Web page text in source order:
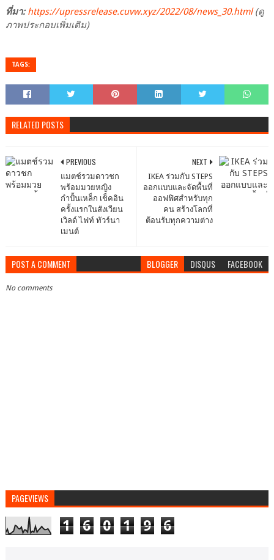
ที่มา: https://upressrelease.cuvw.xyz/2022/08/news_30.html(ดู
ภาพประกอบเพิ่มเติม)
TAGS:
RELATED POSTS
NEXT
IKEA ร่วมกับ STEPS
ออกแบบและจัดพื้นที่
ออฟฟิศสำหรับทุก
คน สร้างโลกที่
ต้อนรับทุกความต่าง
PREVIOUS
แมตช์รวมดาวชก
พร้อมมวยหญิง
กำปั้นเหล็ก เช็คอิน
ครั้งแรกในสังเวียน
เวิลด์ ไฟท์ ทัวร์นา
เมนต์
POST A COMMENT BLOGGER DISQUS FACEBOOK
No comments
PAGEVIEWS
1 6 0 1 9 6